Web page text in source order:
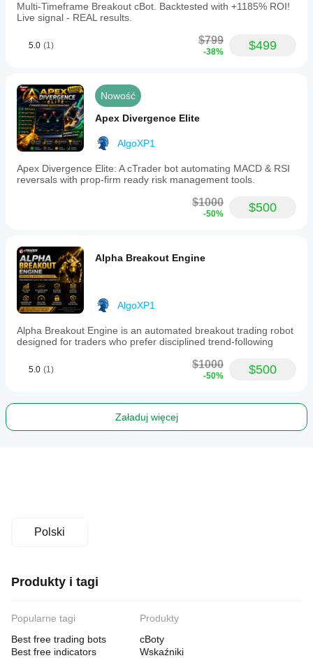
Multi‑Timeframe Breakout cBot. Backtested with +1185% ROI!
Live signal - REAL results.
5.0 (1) $799
-38% $499
Nowość
Apex Divergence Elite
AlgoXP1
Apex Divergence Elite: A cTrader bot automating MACD & RSI
reversals with prop-firm ready risk management tools.
$1000
-50% $500
Alpha Breakout Engine
AlgoXP1
Alpha Breakout Engine is an automated breakout trading robot
designed for traders who prefer disciplined trend-following
5.0 (1) $1000
-50% $500
Załaduj więcej
Polski
Produkty i tagi
Popularne tagi
Best free trading bots
Best free indicators
Produkty
cBoty
Wskaźniki